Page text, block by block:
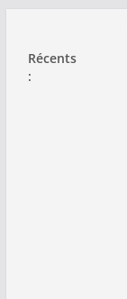
contenu
Récents
: